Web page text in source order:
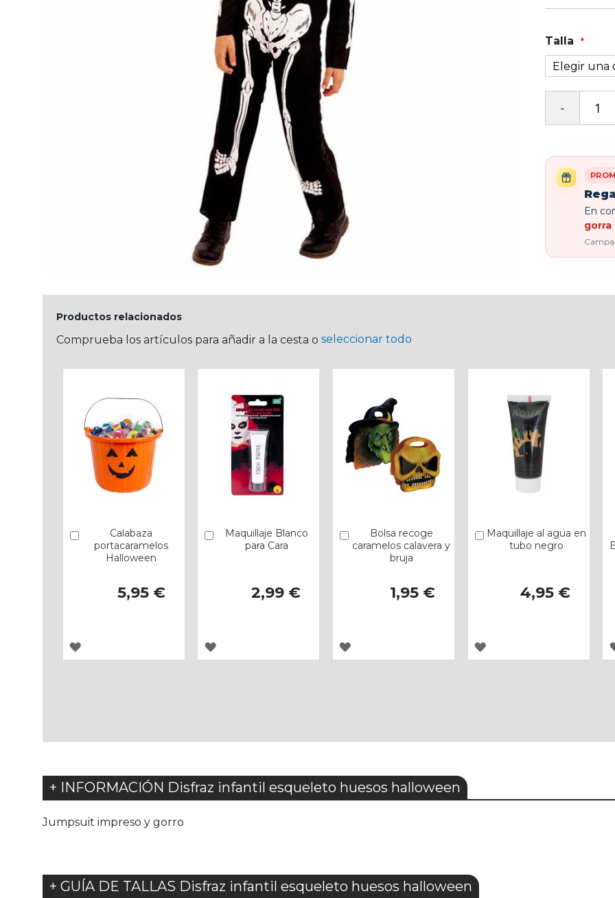
Talla
En
gorra
Productos relacionados
Comprueba los artículos para añadir a la cesta o seleccionar todo
Calabaza
portacaramelos
Halloween
5,95 €
Añadir
AGREGAR
Maquillaje Blanco
para Cara
2,99 €
Añadir
AGREGAR
Bolsa recoge
caramelos calavera y
bruja
1,95 €
Añadir
AGREGAR
Maquillaje al agua en
tubo negro
4,95 €
Añadir
AGREGAR
+ INFORMACIÓN Disfraz infantil esqueleto huesos halloween
Jumpsuit impreso y gorro
+ GUÍA DE TALLAS Disfraz infantil esqueleto huesos halloween